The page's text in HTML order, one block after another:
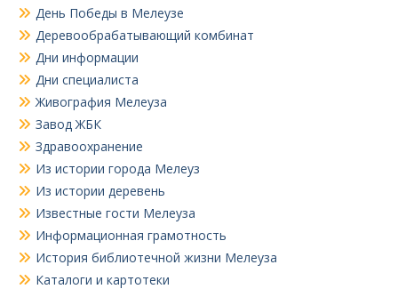
День Победы в Мелеузе
Деревообрабатывающий комбинат
Дни информации
Дни специалиста
Живография Мелеуза
Завод ЖБК
Здравоохранение
Из истории города Мелеуз
Из истории деревень
Известные гости Мелеуза
Информационная грамотность
История библиотечной жизни Мелеуза
Каталоги и картотеки